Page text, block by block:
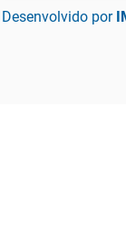
Desenvolvido por